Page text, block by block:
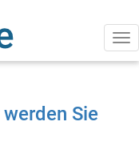
werden Sie